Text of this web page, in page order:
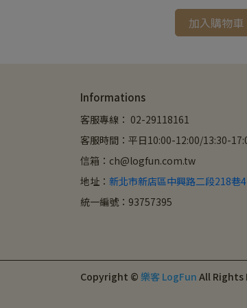
加入購物車
Informations
客服專線： 02-29118161
客服時間：平日10:00-12:00/13:30-
信箱：ch@logfun.com.tw
地址： 新北市新店區中興路二段218巷
統一編號：93757395
Copyright © 樂客 LogFun All Rights